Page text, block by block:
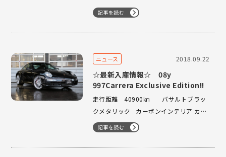
Version バリオラムエンジン、２ケタナ
ンバーの極上車両です！！ 掲載準備中
でございます。 お探しの方はお早めにお
1121…
記事を読む
ニュース 2018.09.22
☆最新入庫情報☆ 08y
997Carrera Exclusive Edition!!
走行距離 40900㎞ バサルトブラッ
クメタリック カーボンインテリア カー
ボン製 Tip-Sセレクターレバー・パーキ
ングブレーキレバー カーボンドアエント
リーガード（Exclusive Editionロゴ 発
記事を読む